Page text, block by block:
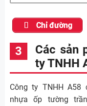
Chỉ đường
Các sản
ty TNHH
Công ty TNHH A58
nhựa ốp tường